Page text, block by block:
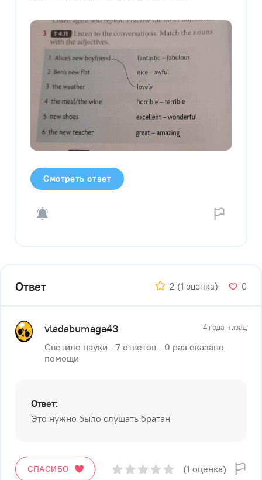
Смотреть ответ
Ответ 2 (1 оценка) 0
vladabumaga43 4 года назад
Светило науки - 7 ответов - 0 раз оказано
помощи
Ответ:
Это нужно было слушать братан
СПАСИБО (1 оценка)